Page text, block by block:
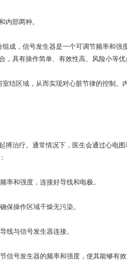
部两种。
，信号发生器是一个可调节频率和强
具有操作简单、有效性高、风险小等优
区域，从而实现对心脏节律的控制。
治疗。通常情况下，医生会通过心电图
和强度，连接好导线和电极。
操作区域干燥无污染。
与信号发生器连接。
号发生器的频率和强度，使其能够有效